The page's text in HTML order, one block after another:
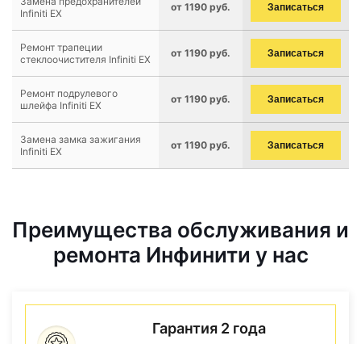
Infiniti EX
от 1190 руб. Записаться
Ремонт трапеции
стеклоочистителя Infiniti EX
от 1190 руб. Записаться
Ремонт подрулевого
шлейфа Infiniti EX
от 1190 руб. Записаться
Замена замка зажигания
Infiniti EX
от 1190 руб. Записаться
Преимущества обслуживания и
ремонта Инфинити у нас
Гарантия 2 года